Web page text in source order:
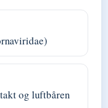
og luftbåren